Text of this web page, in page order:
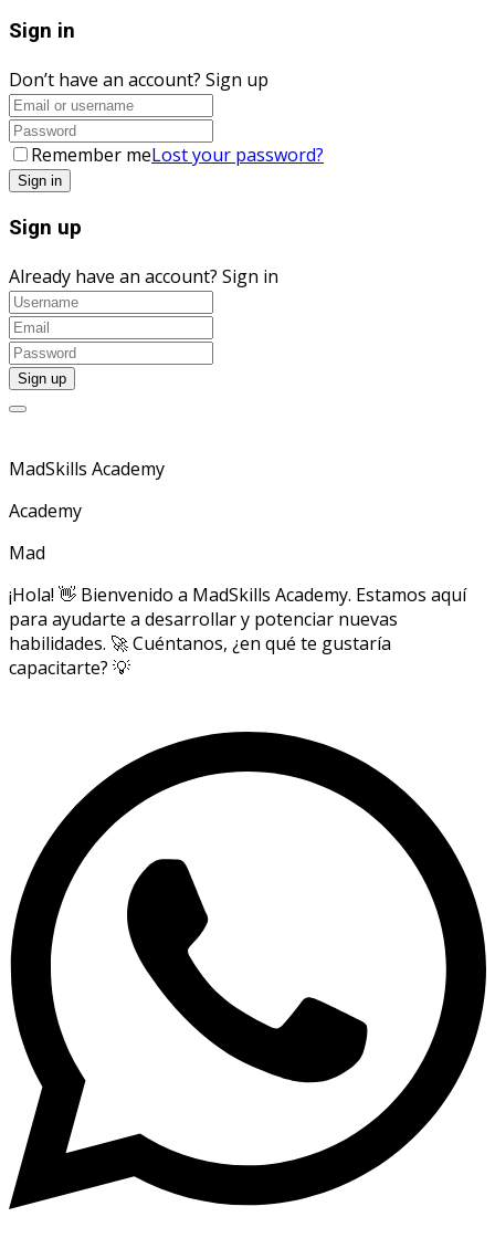
Sign in
Don’t have an account? Sign up
Remember meLost your password?
Sign up
Already have an account? Sign in
MadSkills Academy
Academy
Mad
¡Hola! 👋 Bienvenido a MadSkills Academy. Estamos aquí
para ayudarte a desarrollar y potenciar nuevas
habilidades. 🚀 Cuéntanos, ¿en qué te gustaría
capacitarte? 💡